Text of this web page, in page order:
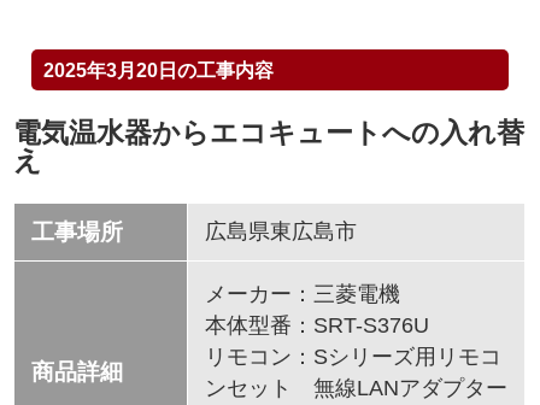
2025年3月20日の工事内容
電気温水器からエコキュートへの入れ替
え
工事場所 広島県東広島市
商品詳細
メーカー：三菱電機
本体型番：SRT-S376U
リモコン：Sシリーズ用リモコ
ンセット 無線LANアダプター